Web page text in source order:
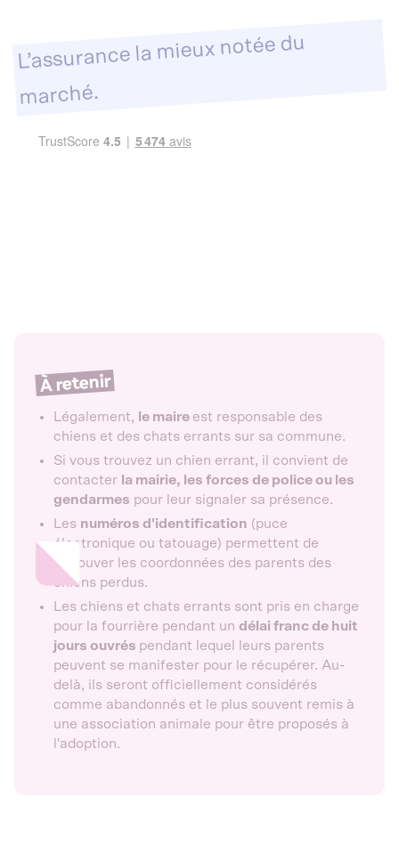
L’assurance la mieux notée du
marché.
À retenir
Légalement, le maire est responsable des
chiens et des chats errants sur sa commune.
Si vous trouvez un chien errant, il convient de
contacter la mairie, les forces de police ou les
gendarmes pour leur signaler sa présence.
Les numéros d'identification (puce
électronique ou tatouage) permettent de
retrouver les coordonnées des parents des
chiens perdus.
Les chiens et chats errants sont pris en charge
pour la fourrière pendant un délai franc de huit
jours ouvrés pendant lequel leurs parents
peuvent se manifester pour le récupérer. Au-
delà, ils seront officiellement considérés
comme abandonnés et le plus souvent remis à
une association animale pour être proposés à
l'adoption.